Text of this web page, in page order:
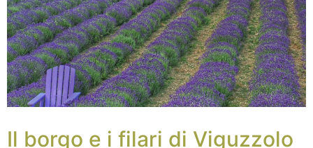
Il borgo e i filari di Viguzzolo